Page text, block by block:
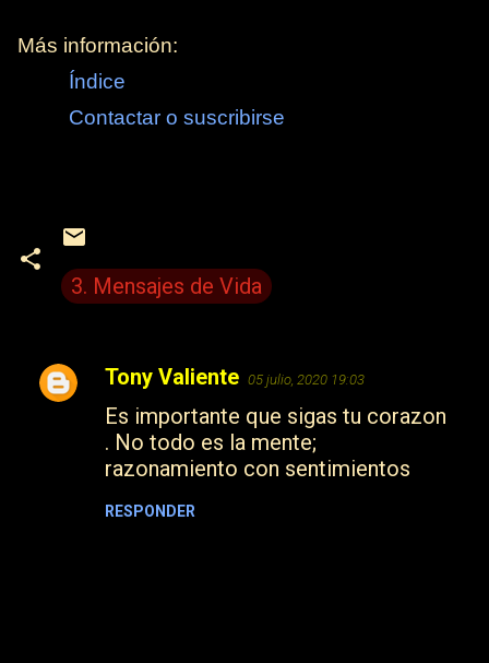
Más información:
Índice
Contactar o suscribirse
3. Mensajes de Vida
C
Tony Valiente 05 julio, 2020 19:03
Es importante que sigas tu corazon
. No todo es la mente;
razonamiento con sentimientos
RESPONDER